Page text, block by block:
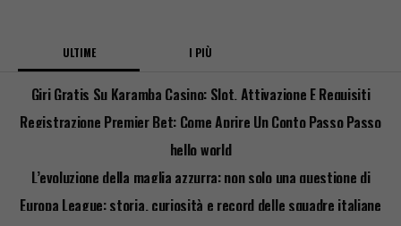
ULTIME I PIÙ
Giri Gratis Su Karamba Casino: Slot, Attivazione E Requisiti
Registrazione Premier Bet: Come Aprire Un Conto Passo Passo
hello world
L’evoluzione della maglia azzurra: non solo una questione di
stile
Europa League: storia, curiosità e record delle squadre italiane